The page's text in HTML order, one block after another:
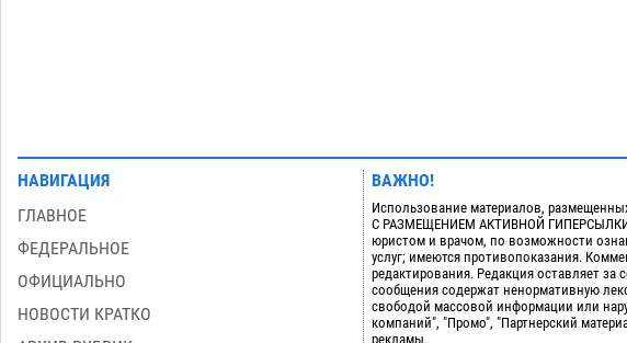
НАВИГАЦИЯ
ГЛАВНОЕ
ФЕДЕРАЛЬНОЕ
ОФИЦИАЛЬНО
НОВОСТИ КРАТКО
ВАЖНО!
Использование материалов,
С РАЗМЕЩЕНИЕМ АКТИВНОЙ ГИПЕРСЫЛКИ.
юристом и врачом, по возможности
услуг; имеются противопоказания.
редактирования. Редакция оставляет за
сообщения содержат ненормативную
свободой массовой информации или
компаний", "Промо", "Партнерский
рекламы.